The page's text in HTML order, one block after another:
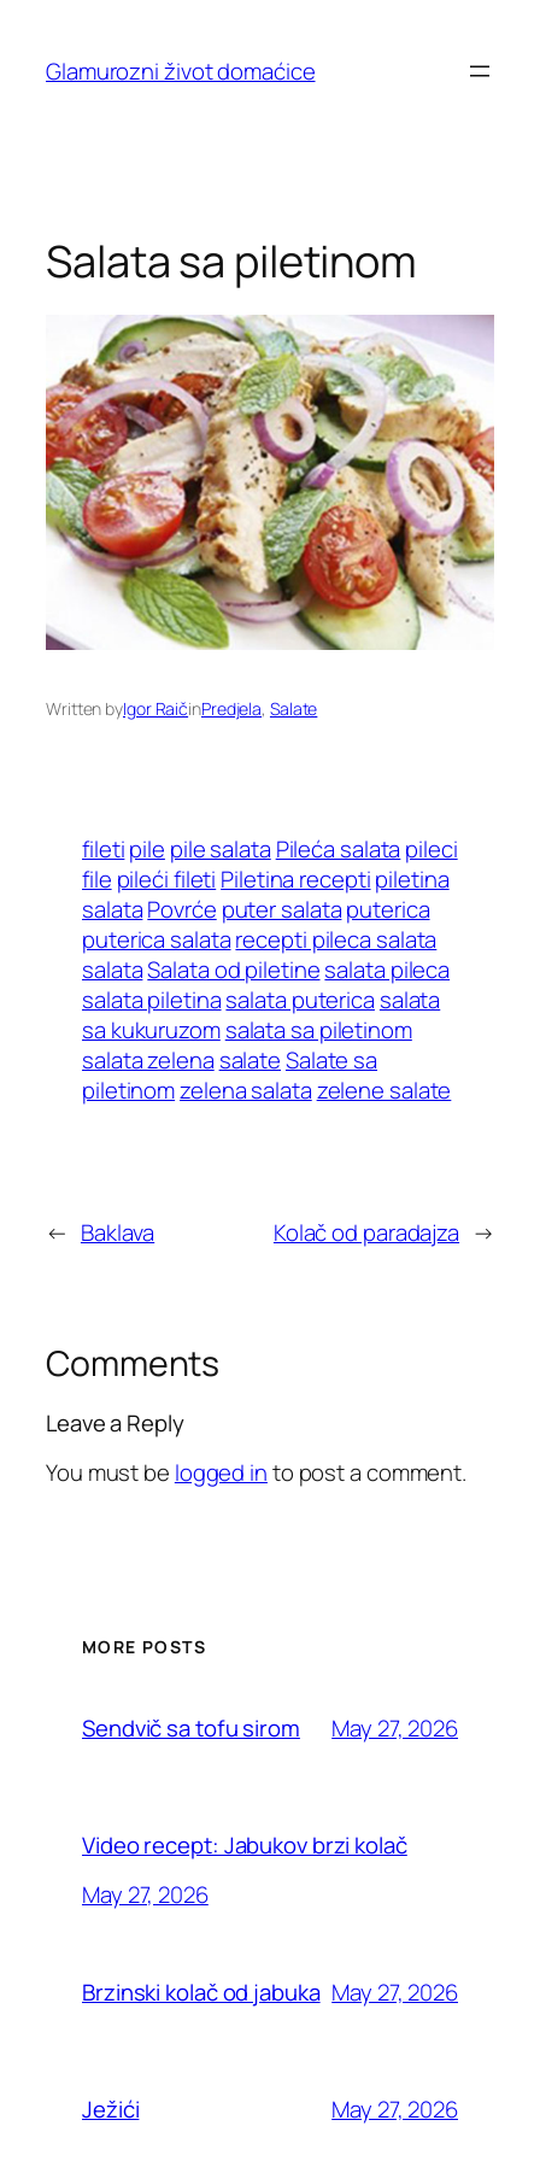
content
Glamurozni život domaćice
Salata sa piletinom
Written byIgor RaičinPredjela, Salate
filetipile pile salata Pileća salata pileci
file pileći fileti Piletina receptipiletina
salataPovrće puter salataputerica
puterica salatarecepti pileca salata
salataSalata od piletinesalata pileca
salata piletinasalata puterica salata
sa kukuruzomsalata sa piletinom
salata zelena salateSalate sa
piletinomzelena salatazelene salate
← Baklava Kolač od paradajza →
Comments
Leave a Reply
You must be logged into post a comment.
MORE POSTS
Sendvič sa tofu sirom May 27, 2026
Video recept: Jabukov brzi kolač
May 27, 2026
Brzinski kolač od jabuka May 27, 2026
Ježići May 27, 2026